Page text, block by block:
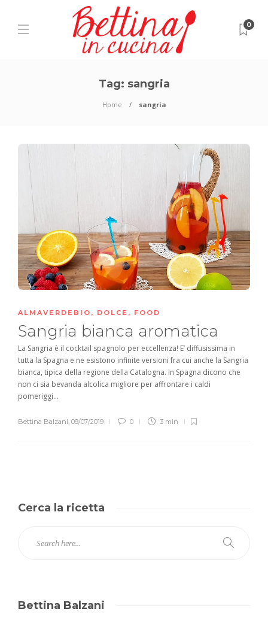
0
Tag: sangria
Home sangria
ALMAVERDEBIO , DOLCE , FOOD
Sangria bianca aromatica
La Sangria è il cocktail spagnolo per eccellenza! E’ diffusissima in
tutta la Spagna e ne esistono infinite versioni fra cui anche la Sangria
bianca, tipica della regione della Catalogna. In Spagna dicono che
non ci sia bevanda alcolica migliore per affrontare i caldi
pomeriggi...
Bettina Balzani, 09/07/2019 0 3 min
Cerca la ricetta
Bettina Balzani